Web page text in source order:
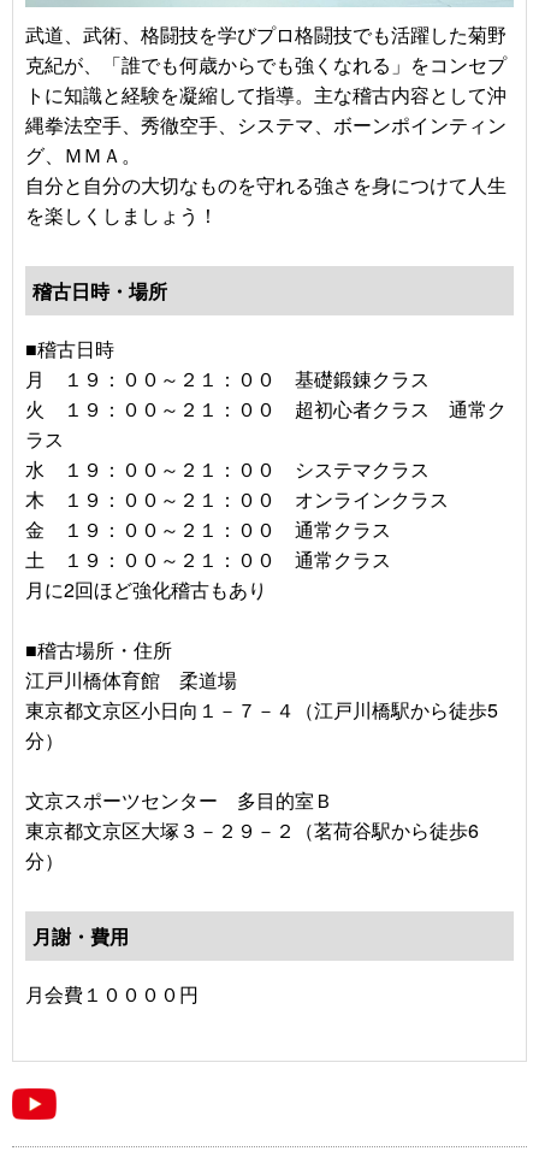
武道、武術、格闘技を学びプロ格闘技でも活躍した菊野
克紀が、「誰でも何歳からでも強くなれる」をコンセプ
トに知識と経験を凝縮して指導。主な稽古内容として沖
縄拳法空手、秀徹空手、システマ、ボーンポインティン
グ、ＭＭＡ。
自分と自分の大切なものを守れる強さを身につけて人生
を楽しくしましょう！
稽古日時・場所
■稽古日時
月 １９：００～２１：００ 基礎鍛錬クラス
火 １９：００～２１：００ 超初心者クラス 通常ク
ラス
水 １９：００～２１：００ システマクラス
木 １９：００～２１：００ オンラインクラス
金 １９：００～２１：００ 通常クラス
土 １９：００～２１：００ 通常クラス
月に2回ほど強化稽古もあり
■稽古場所・住所
江戸川橋体育館 柔道場
東京都文京区小日向１－７－４（江戸川橋駅から徒歩5
分）
文京スポーツセンター 多目的室Ｂ
東京都文京区大塚３－２９－２（茗荷谷駅から徒歩6
分）
月謝・費用
月会費１００００円